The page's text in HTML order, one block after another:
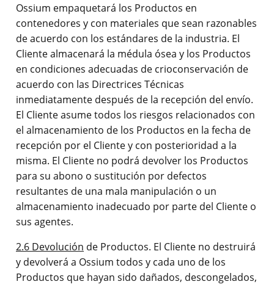
Ossium empaquetará los Productos en
contenedores y con materiales que sean razonables
de acuerdo con los estándares de la industria. El
Cliente almacenará la médula ósea y los Productos
en condiciones adecuadas de crioconservación de
acuerdo con las Directrices Técnicas
inmediatamente después de la recepción del envío.
El Cliente asume todos los riesgos relacionados con
el almacenamiento de los Productos en la fecha de
recepción por el Cliente y con posterioridad a la
misma. El Cliente no podrá devolver los Productos
para su abono o sustitución por defectos
resultantes de una mala manipulación o un
almacenamiento inadecuado por parte del Cliente o
sus agentes.
2.6 Devolución de Productos. El Cliente no destruirá
y devolverá a Ossium todos y cada uno de los
Productos que hayan sido dañados, descongelados,